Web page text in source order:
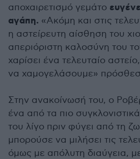
αποχαιρετισμό γεμάτο
αγάπη. «Ακόμη και στις
η αστείρευτη αίσθηση του
απεριόριστη καλοσύνη του
χαρίσει ένα τελευταίο
να χαμογελάσουμε»
Στην ανακοίνωσή του, ο
ένα από τα πιο
του λίγο πριν φύγει από τη
μπορούσε να μιλήσει τις
όμως με απόλυτη διαύγεια,